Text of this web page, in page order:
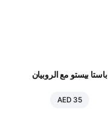
باستا بيستو مع الروبيان
AED 35